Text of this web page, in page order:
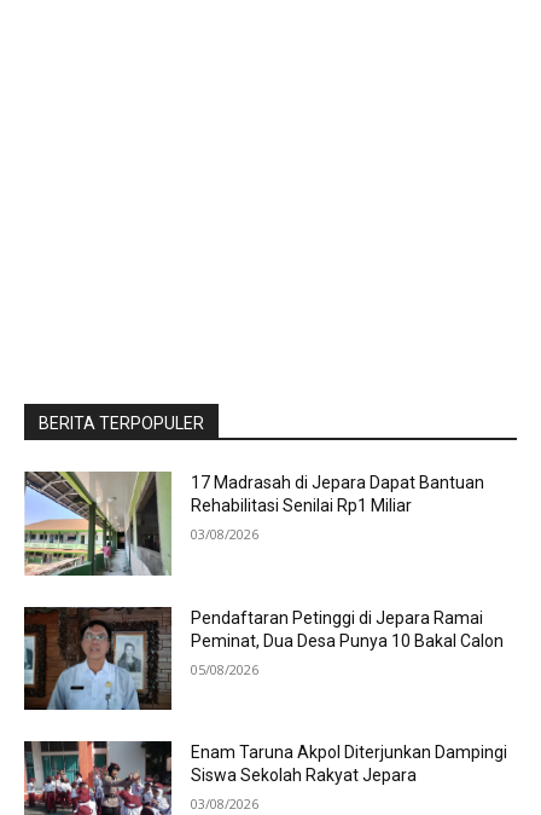
BERITA TERPOPULER
17 Madrasah di Jepara Dapat Bantuan
Rehabilitasi Senilai Rp1 Miliar
03/08/2026
Pendaftaran Petinggi di Jepara Ramai
Peminat, Dua Desa Punya 10 Bakal Calon
05/08/2026
Enam Taruna Akpol Diterjunkan Dampingi
Siswa Sekolah Rakyat Jepara
03/08/2026